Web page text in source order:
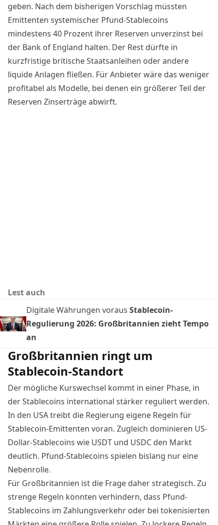
geben. Nach dem bisherigen Vorschlag müssten
Emittenten systemischer Pfund-Stablecoins
mindestens 40 Prozent ihrer Reserven unverzinst bei
der Bank of England halten. Der Rest dürfte in
kurzfristige britische Staatsanleihen oder andere
liquide Anlagen fließen. Für Anbieter wäre das weniger
profitabel als Modelle, bei denen ein größerer Teil der
Reserven Zinserträge abwirft.
Lest auch
Digitale Währungen voraus Stablecoin-
Regulierung 2026: Großbritannien zieht Tempo
an
Großbritannien ringt um
Stablecoin-Standort
Der mögliche Kurswechsel kommt in einer Phase, in
der Stablecoins international stärker reguliert werden.
In den USA treibt die Regierung eigene Regeln für
Stablecoin-Emittenten voran. Zugleich dominieren US-
Dollar-Stablecoins wie USDT und USDC den Markt
deutlich. Pfund-Stablecoins spielen bislang nur eine
Nebenrolle.
Für Großbritannien ist die Frage daher strategisch. Zu
strenge Regeln könnten verhindern, dass Pfund-
Stablecoins im Zahlungsverkehr oder bei tokenisierten